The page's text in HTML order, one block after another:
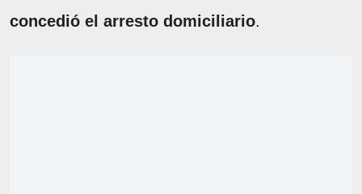
concedió el arresto domiciliario.